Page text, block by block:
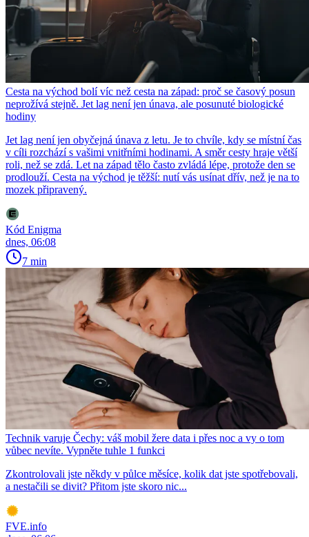
Cesta na východ bolí víc než cesta na západ: proč se časový posun
neprožívá stejně. Jet lag není jen únava, ale posunuté biologické
hodiny
Jet lag není jen obyčejná únava z letu. Je to chvíle, kdy se místní čas
v cíli rozchází s vašimi vnitřními hodinami. A směr cesty hraje větší
roli, než se zdá. Let na západ tělo často zvládá lépe, protože den se
prodlouží. Cesta na východ je těžší: nutí vás usínat dřív, než je na to
mozek připravený.
Kód Enigma
dnes, 06:08
7 min
Technik varuje Čechy: váš mobil žere data i přes noc a vy o tom
vůbec nevíte. Vypněte tuhle 1 funkci
Zkontrolovali jste někdy v půlce měsíce, kolik dat jste spotřebovali,
a nestačili se divit? Přitom jste skoro nic...
FVE.info